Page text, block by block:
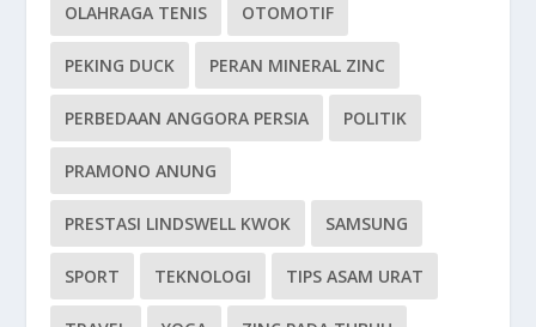
OLAHRAGA TENIS OTOMOTIF
PEKING DUCK PERAN MINERAL ZINC
PERBEDAAN ANGGORA PERSIA POLITIK
PRAMONO ANUNG
PRESTASI LINDSWELL KWOK SAMSUNG
SPORT TEKNOLOGI TIPS ASAM URAT